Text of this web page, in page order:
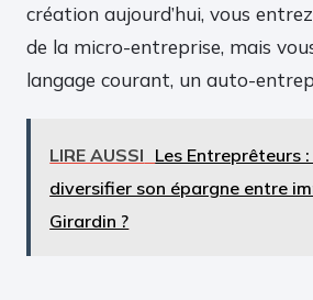
création aujourd’hui, vous
de la micro-entreprise, mais
langage courant, un auto-
LIRE AUSSI Les Entreprêteurs
diversifier son épargne entre
Girardin ?